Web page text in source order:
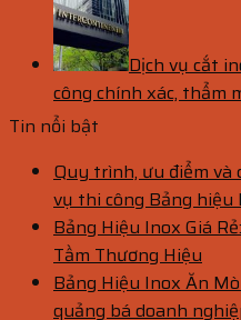
Dịch vụ cắt
công chính xác, thẩm
Tin nổi bật
Quy trình, ưu điểm
vụ thi công Bảng hiệu
Bảng Hiệu Inox Giá
Tầm Thương Hiệu
Bảng Hiệu Inox Ăn
quảng bá doanh